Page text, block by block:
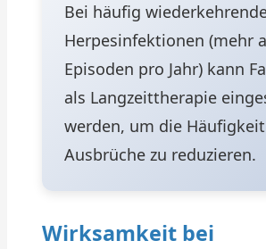
Bei häufig
Herpesinfektionen (mehr
Episoden pro Jahr) kann
als Langzeittherapie
werden, um die
Ausbrüche zu reduzieren.
Wirksamkeit bei